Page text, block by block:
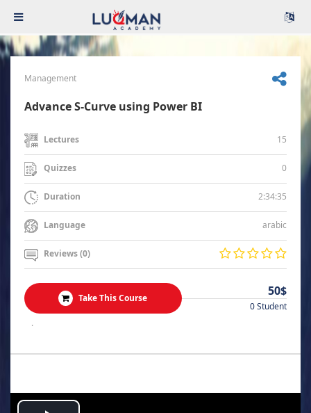
Management
Advance S-Curve using Power BI
Lectures 15
Quizzes 0
Duration 2:34:35
Language arabic
Reviews (0)
Take This Course 50$
0 Student
.